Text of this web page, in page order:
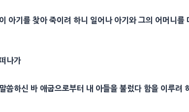
이 아기를 찾아 죽이려 하니 일어나 아기와 그의 어머니를
나가
씀하신 바 애굽으로부터 내 아들을 불렀다 함을 이루려